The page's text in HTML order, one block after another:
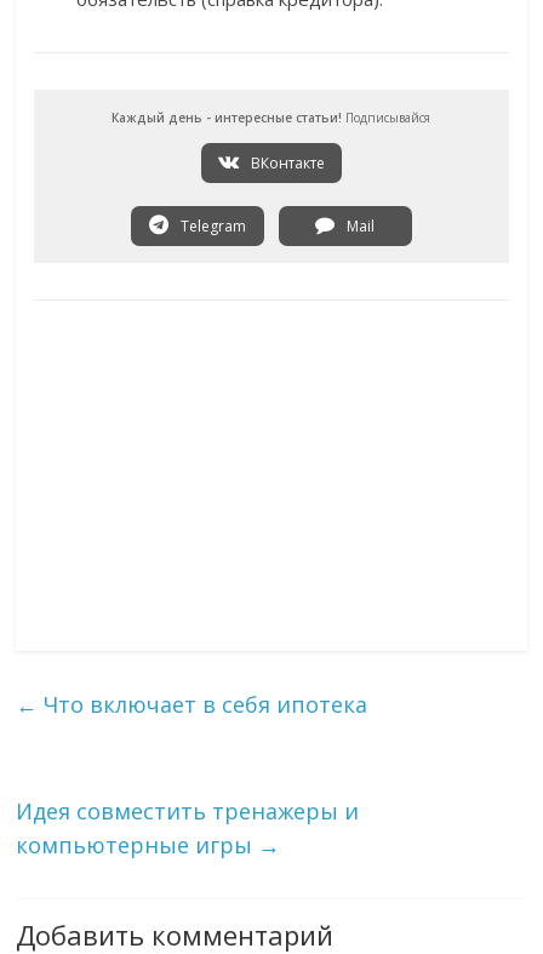
Каждый день - интересные статьи! Подписывайся
ВКонтакте
Telegram Mail
← Что включает в себя ипотека
Идея совместить тренажеры и
компьютерные игры →
Добавить комментарий